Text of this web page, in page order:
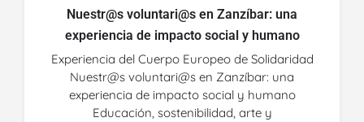
Nuestr@s voluntari@s en Zanzíbar: una
experiencia de impacto social y humano
Experiencia del Cuerpo Europeo de Solidaridad
Nuestr@s voluntari@s en Zanzíbar: una
experiencia de impacto social y humano
Educación, sostenibilidad, arte y